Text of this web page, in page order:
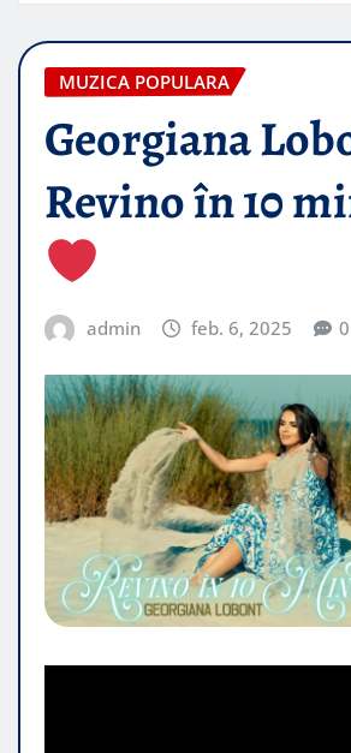
MUZICA POPULARA
Georgiana
Revino în 10
admin feb. 6, 2025 0